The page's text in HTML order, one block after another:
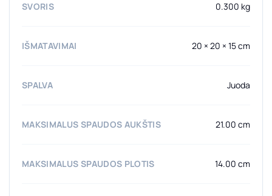
SVORIS 0.300 kg
IŠMATAVIMAI 20 × 20 × 15 cm
SPALVA Juoda
MAKSIMALUS SPAUDOS AUKŠTIS 21.00 cm
MAKSIMALUS SPAUDOS PLOTIS 14.00 cm